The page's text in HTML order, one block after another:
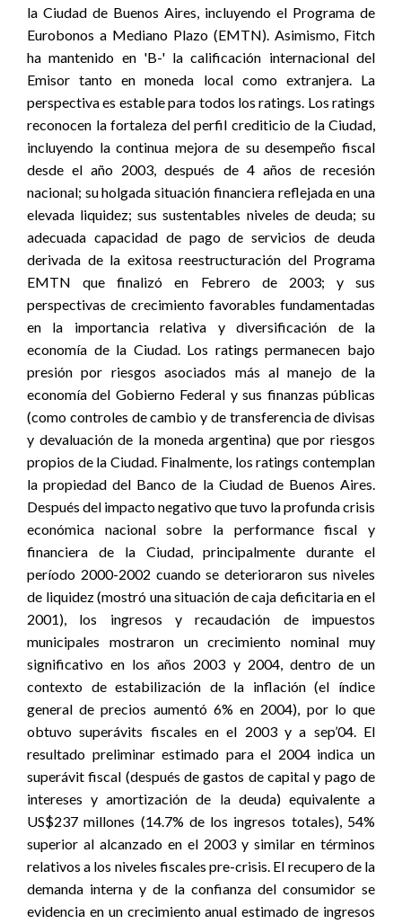
la Ciudad de Buenos Aires, incluyendo el Programa de
Eurobonos a Mediano Plazo (EMTN). Asimismo, Fitch
ha mantenido en 'B-' la calificación internacional del
Emisor tanto en moneda local como extranjera. La
perspectiva es estable para todos los ratings. Los ratings
reconocen la fortaleza del perfil crediticio de la Ciudad,
incluyendo la continua mejora de su desempeño fiscal
desde el año 2003, después de 4 años de recesión
nacional; su holgada situación financiera reflejada en una
elevada liquidez; sus sustentables niveles de deuda; su
adecuada capacidad de pago de servicios de deuda
derivada de la exitosa reestructuración del Programa
EMTN que finalizó en Febrero de 2003; y sus
perspectivas de crecimiento favorables fundamentadas
en la importancia relativa y diversificación de la
economía de la Ciudad. Los ratings permanecen bajo
presión por riesgos asociados más al manejo de la
economía del Gobierno Federal y sus finanzas públicas
(como controles de cambio y de transferencia de divisas
y devaluación de la moneda argentina) que por riesgos
propios de la Ciudad. Finalmente, los ratings contemplan
la propiedad del Banco de la Ciudad de Buenos Aires.
Después del impacto negativo que tuvo la profunda crisis
económica nacional sobre la performance fiscal y
financiera de la Ciudad, principalmente durante el
período 2000-2002 cuando se deterioraron sus niveles
de liquidez (mostró una situación de caja deficitaria en el
2001), los ingresos y recaudación de impuestos
municipales mostraron un crecimiento nominal muy
significativo en los años 2003 y 2004, dentro de un
contexto de estabilización de la inflación (el índice
general de precios aumentó 6% en 2004), por lo que
obtuvo superávits fiscales en el 2003 y a sep’04. El
resultado preliminar estimado para el 2004 indica un
superávit fiscal (después de gastos de capital y pago de
intereses y amortización de la deuda) equivalente a
US$237 millones (14.7% de los ingresos totales), 54%
superior al alcanzado en el 2003 y similar en términos
relativos a los niveles fiscales pre-crisis. El recupero de la
demanda interna y de la confianza del consumidor se
evidencia en un crecimiento anual estimado de ingresos